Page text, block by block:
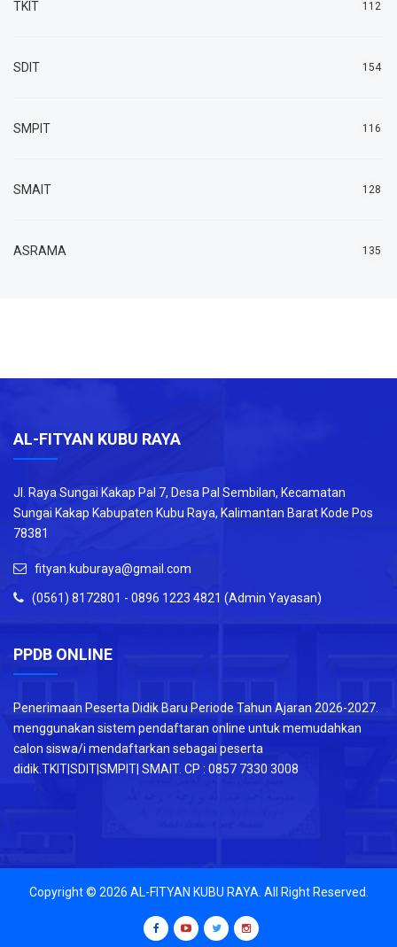
TKIT 112
SDIT 154
SMPIT 116
SMAIT 128
ASRAMA 135
AL-FITYAN KUBU RAYA
Jl. Raya Sungai Kakap Pal 7, Desa Pal Sembilan, Kecamatan
Sungai Kakap Kabupaten Kubu Raya, Kalimantan Barat Kode Pos
78381
fityan.kuburaya@gmail.com
(0561) 8172801 - 0896 1223 4821 (Admin Yayasan)
PPDB ONLINE
Penerimaan Peserta Didik Baru Periode Tahun Ajaran 2026-2027.
menggunakan sistem pendaftaran online untuk memudahkan
calon siswa/i mendaftarkan sebagai peserta
didik.TKIT|SDIT|SMPIT| SMAIT. CP : 0857 7330 3008
Copyright © 2026 AL-FITYAN KUBU RAYA . All Right Reserved.